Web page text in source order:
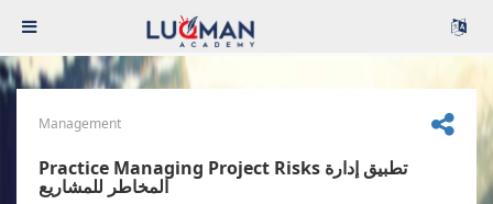
Management
Practice Managing Project Risks تطبيق إدارة
المخاطر للمشاريع